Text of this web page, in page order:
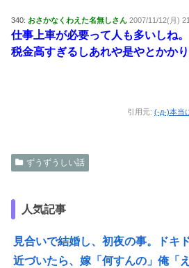
340: おさかなくわえた名無しさん 2007/11/12(月)
仕事上車が必要って人も多いしね。
税金高すぎるしあれや是やとかかり
引用元: (-д-)本当
ずうずうしい話
人気記事
見合いで結婚し、初夜の事。ドキ
近づいたら、嫁「何すんの」俺「え